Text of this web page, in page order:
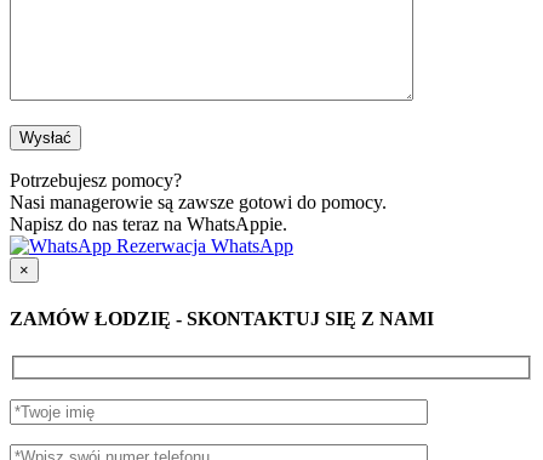
Potrzebujesz pomocy?
Nasi managerowie są zawsze gotowi do pomocy.
Napisz do nas teraz na WhatsAppie.
Rezerwacja WhatsApp
×
ZAMÓW ŁODZIĘ - SKONTAKTUJ SIĘ Z NAMI